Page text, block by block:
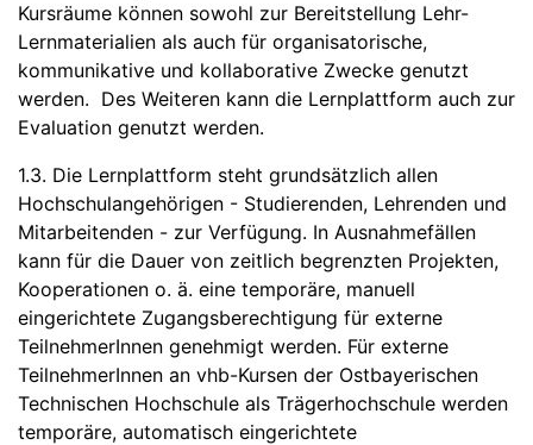
Kursräume können sowohl zur Bereitstellung Lehr-
Lernmaterialien als auch für organisatorische,
kommunikative und kollaborative Zwecke genutzt
werden. Des Weiteren kann die Lernplattform auch zur
Evaluation genutzt werden.
1.3. Die Lernplattform steht grundsätzlich allen
Hochschulangehörigen - Studierenden, Lehrenden und
Mitarbeitenden - zur Verfügung. In Ausnahmefällen
kann für die Dauer von zeitlich begrenzten Projekten,
Kooperationen o. ä. eine temporäre, manuell
eingerichtete Zugangsberechtigung für externe
TeilnehmerInnen genehmigt werden. Für externe
TeilnehmerInnen an vhb-Kursen der Ostbayerischen
Technischen Hochschule als Trägerhochschule werden
temporäre, automatisch eingerichtete